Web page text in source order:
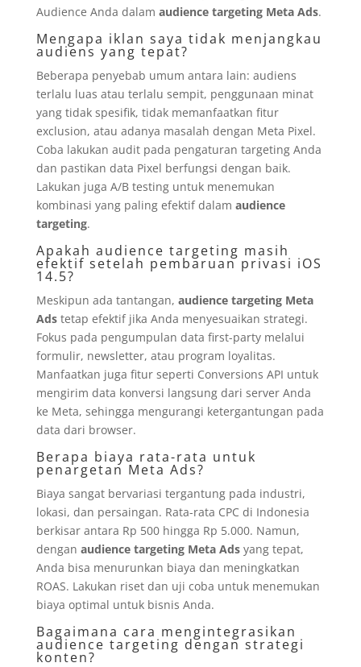
Audience Anda dalam audience targeting Meta Ads.
Mengapa iklan saya tidak menjangkau
audiens yang tepat?
Beberapa penyebab umum antara lain: audiens
terlalu luas atau terlalu sempit, penggunaan minat
yang tidak spesifik, tidak memanfaatkan fitur
exclusion, atau adanya masalah dengan Meta Pixel.
Coba lakukan audit pada pengaturan targeting Anda
dan pastikan data Pixel berfungsi dengan baik.
Lakukan juga A/B testing untuk menemukan
kombinasi yang paling efektif dalam audience
targeting.
Apakah audience targeting masih
efektif setelah pembaruan privasi iOS
14.5?
Meskipun ada tantangan, audience targeting Meta
Adstetap efektif jika Anda menyesuaikan strategi.
Fokus pada pengumpulan data first-party melalui
formulir, newsletter, atau program loyalitas.
Manfaatkan juga fitur seperti Conversions API untuk
mengirim data konversi langsung dari server Anda
ke Meta, sehingga mengurangi ketergantungan pada
data dari browser.
Berapa biaya rata-rata untuk
penargetan Meta Ads?
Biaya sangat bervariasi tergantung pada industri,
lokasi, dan persaingan. Rata-rata CPC di Indonesia
berkisar antara Rp 500 hingga Rp 5.000. Namun,
dengan audience targeting Meta Adsyang tepat,
Anda bisa menurunkan biaya dan meningkatkan
ROAS. Lakukan riset dan uji coba untuk menemukan
biaya optimal untuk bisnis Anda.
Bagaimana cara mengintegrasikan
audience targeting dengan strategi
konten?